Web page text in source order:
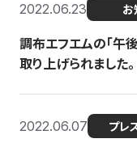
2022.06.23 お
調布エフエムの「午
取り上げられました。
2022.06.07 プレ